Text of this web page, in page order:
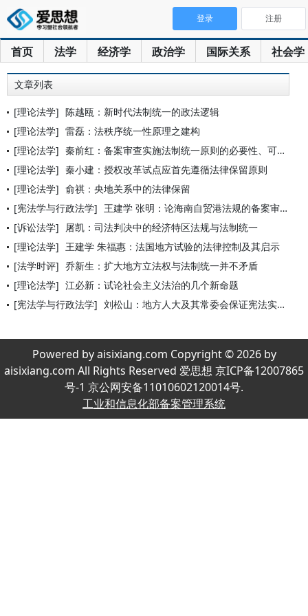
首页 法学 经济学 政治学 国际关系 社会学
登录 注册
文章列表
[理论法学] 陈越瓯：新时代法制统一的政法逻辑
[理论法学] 雷磊：法秩序统一性原理之建构
[理论法学] 秦前红：备案审查实施法制统一原则的必要性、可能性及其难点
[理论法学] 秦小建：授权改革试点应首先遵循法律保留原则
[理论法学] 俞祺：央地关系中的法律保留
[宪法学与行政法学] 王建学 张明：论海南自贸港法规的备案审查
[诉讼法学] 屠凯：司法判决中的经济特区法规与法制统一
[理论法学] 王建学 朱福惠：法国地方试验的法律控制及其启示
[法学时评] 乔新生：扩大地方立法权与法制统一并不矛盾
[理论法学] 江必新：试论社会主义法治的几个新命题
[宪法学与行政法学] 刘松山：地方人大及其常委会保证宪法实施的地位和作用
Powered by aisixiang.com Copyright © 2026 by
aisixiang.com All Rights Reserved 爱思想 京ICP备12007865
号-1 京公网安备11010602120014号.
工业和信息化部备案管理系统